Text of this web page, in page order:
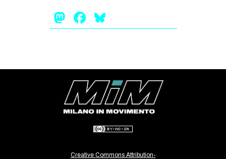
REPRESSIONE
CINEMA
MANIFESTI
MUSICA
Mastodon
Facebook
Creative Commons Attribution-